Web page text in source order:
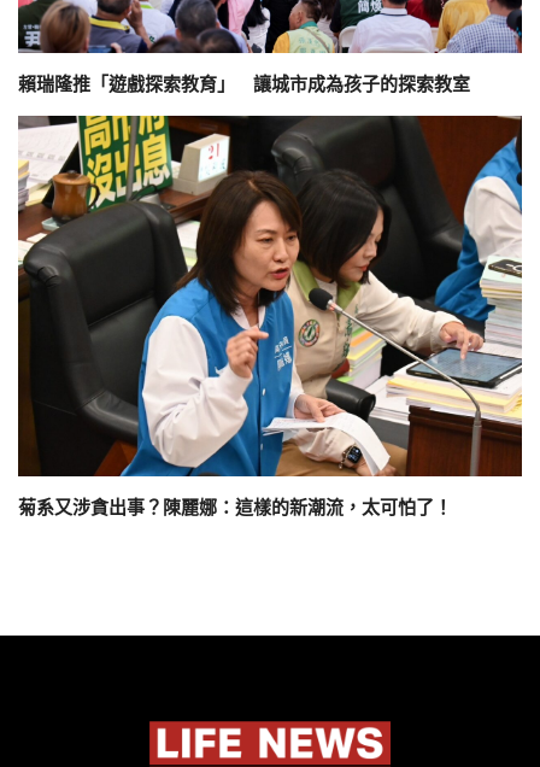
賴瑞隆推「遊戲探索教育」 讓城市成為孩子的探索教室
菊系又涉貪出事？陳麗娜：這樣的新潮流，太可怕了！